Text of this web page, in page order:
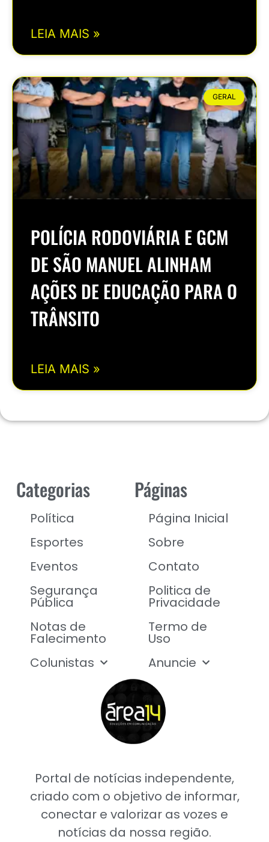
LEIA MAIS »
GERAL
POLÍCIA RODOVIÁRIA E GCM
DE SÃO MANUEL ALINHAM
AÇÕES DE EDUCAÇÃO PARA O
TRÂNSITO
LEIA MAIS »
Portal de notícias independente,
criado com o objetivo de informar,
conectar e valorizar as vozes e
notícias da nossa região.
Categorias
Política
Esportes
Eventos
Segurança
Pública
Notas de
Falecimento
Colunistas
Páginas
Página Inicial
Sobre
Contato
Politica de
Privacidade
Termo de
Uso
Anuncie